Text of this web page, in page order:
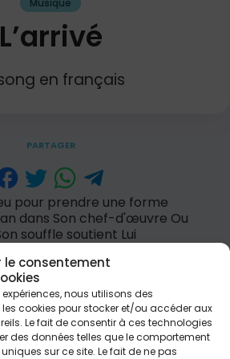
le consentement
nous utilisons des
cookies pour stocker et/ou accéder aux
Le fait de consentir à ces technologies
des données telles que le comportement
sur ce site. Le fait de ne pas
Musique
L’arrivé
en français
PARTAGER
pour prendre une forme
dans Son chef-d'œuvre Ou
souffle soutient Lui
toute création Le Roi paré d′un
Jésus le Créateur S'est fait
Enfant, le Fils de Dieu Celui
sans fin S′est confiné dans
d'Éternité Le grand Je Suis
d′une tendre mère Ô